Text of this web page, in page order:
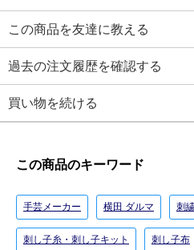
この商品を友達に教える
過去の注文履歴を確認する
買い物を続ける
この商品のキーワード
手芸メーカー 横田 ダルマ 刺
刺し子糸・刺し子キット 刺し子布